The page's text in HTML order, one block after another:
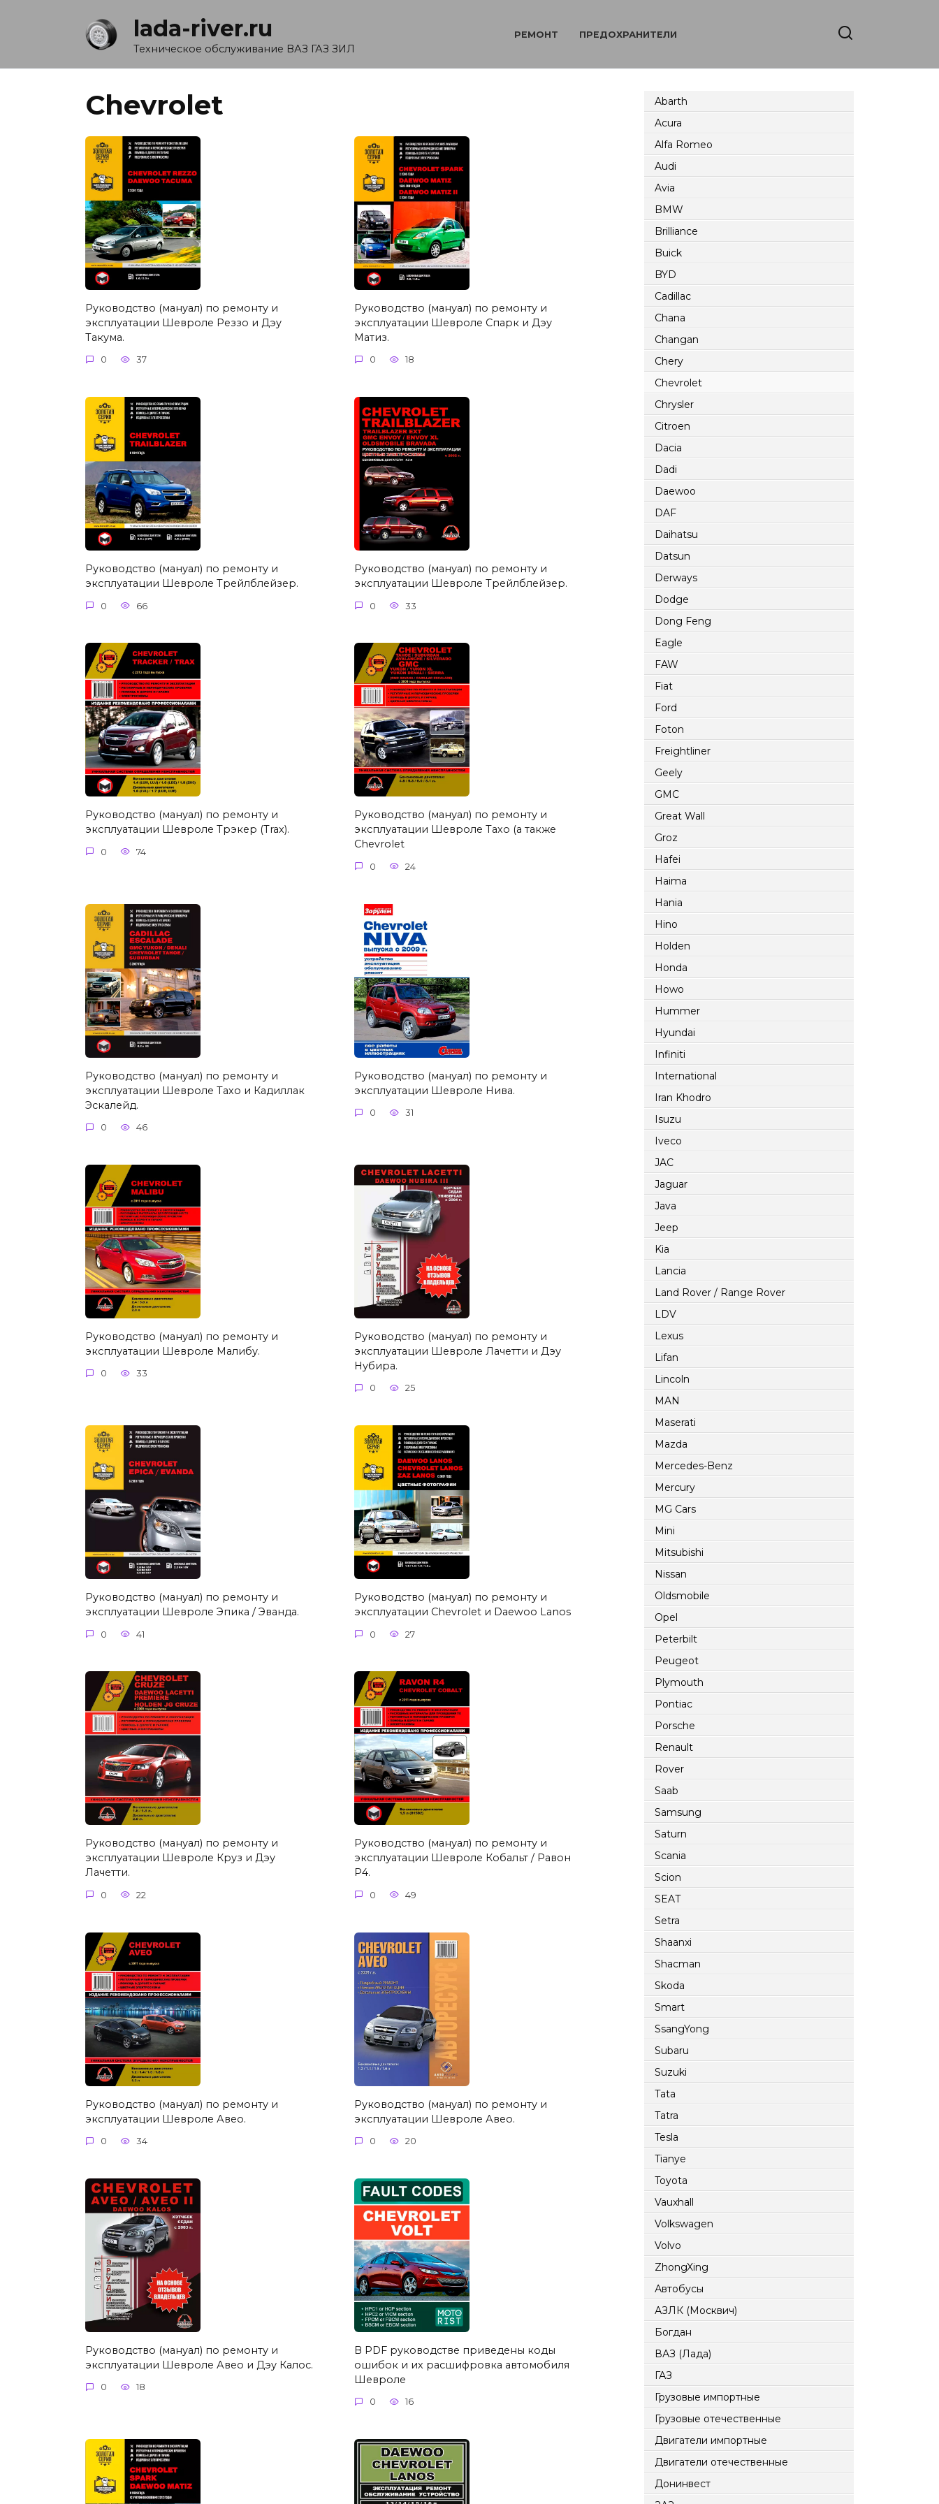
lada-river.ru
Техническое обслуживание ВАЗ ГАЗ ЗИЛ
РЕМОНТ ПРЕДОХРАНИТЕЛИ
Chevrolet
Руководство (мануал) по ремонту и
эксплуатации Шевроле Реззо и Дэу
Такума.
0 37
Руководство (мануал) по ремонту и
эксплуатации Шевроле Спарк и Дэу
Матиз.
0 18
Руководство (мануал) по ремонту и
эксплуатации Шевроле Трейлблейзер.
0 66
Руководство (мануал) по ремонту и
эксплуатации Шевроле Трейлблейзер.
0 33
Руководство (мануал) по ремонту и
эксплуатации Шевроле Трэкер (Trax).
0 74
Руководство (мануал) по ремонту и
эксплуатации Шевроле Тахо (а также
Chevrolet
0 24
Руководство (мануал) по ремонту и
эксплуатации Шевроле Тахо и Кадиллак
Эскалейд.
0 46
Руководство (мануал) по ремонту и
эксплуатации Шевроле Нива.
0 31
Руководство (мануал) по ремонту и
эксплуатации Шевроле Малибу.
0 33
Руководство (мануал) по ремонту и
эксплуатации Шевроле Лачетти и Дэу
Нубира.
0 25
Руководство (мануал) по ремонту и
эксплуатации Шевроле Эпика / Эванда.
0 41
Руководство (мануал) по ремонту и
эксплуатации Chevrolet и Daewoo Lanos
0 27
Руководство (мануал) по ремонту и
эксплуатации Шевроле Круз и Дэу
Лачетти.
0 22
Руководство (мануал) по ремонту и
эксплуатации Шевроле Кобальт / Равон
Р4.
0 49
Руководство (мануал) по ремонту и
эксплуатации Шевроле Авео.
0 34
Руководство (мануал) по ремонту и
эксплуатации Шевроле Авео.
0 20
Руководство (мануал) по ремонту и
эксплуатации Шевроле Авео и Дэу Калос.
0 18
В PDF руководстве приведены коды
ошибок и их расшифровка автомобиля
Шевроле
0 16
Abarth
Acura
Alfa Romeo
Audi
Avia
BMW
Brilliance
Buick
BYD
Cadillac
Chana
Changan
Chery
Chevrolet
Chrysler
Citroen
Dacia
Dadi
Daewoo
DAF
Daihatsu
Datsun
Derways
Dodge
Dong Feng
Eagle
FAW
Fiat
Ford
Foton
Freightliner
Geely
GMC
Great Wall
Groz
Hafei
Haima
Hania
Hino
Holden
Honda
Howo
Hummer
Hyundai
Infiniti
International
Iran Khodro
Isuzu
Iveco
JAC
Jaguar
Java
Jeep
Kia
Lancia
Land Rover / Range Rover
LDV
Lexus
Lifan
Lincoln
MAN
Maserati
Mazda
Mercedes-Benz
Mercury
MG Cars
Mini
Mitsubishi
Nissan
Oldsmobile
Opel
Peterbilt
Peugeot
Plymouth
Pontiac
Porsche
Renault
Rover
Saab
Samsung
Saturn
Scania
Scion
SEAT
Setra
Shaanxi
Shacman
Skoda
Smart
SsangYong
Subaru
Suzuki
Tata
Tatra
Tesla
Tianye
Toyota
Vauxhall
Volkswagen
Volvo
ZhongXing
Автобусы
АЗЛК (Москвич)
Богдан
ВАЗ (Лада)
ГАЗ
Грузовые импортные
Грузовые отечественные
Двигатели импортные
Двигатели отечественные
Донинвест